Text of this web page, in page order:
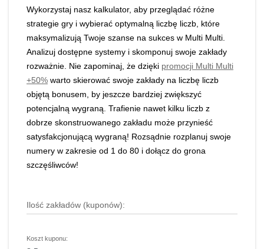
Wykorzystaj nasz kalkulator, aby przeglądać różne
strategie gry i wybierać optymalną liczbę liczb, które
maksymalizują Twoje szanse na sukces w Multi Multi.
Analizuj dostępne systemy i skomponuj swoje zakłady
rozważnie. Nie zapominaj, że dzięki promocji Multi Multi
+50% warto skierować swoje zakłady na liczbę liczb
objętą bonusem, by jeszcze bardziej zwiększyć
potencjalną wygraną. Trafienie nawet kilku liczb z
dobrze skonstruowanego zakładu może przynieść
satysfakcjonującą wygraną! Rozsądnie rozplanuj swoje
numery w zakresie od 1 do 80 i dołącz do grona
szczęśliwców!
Ilość zakładów (kuponów):
Koszt kuponu: